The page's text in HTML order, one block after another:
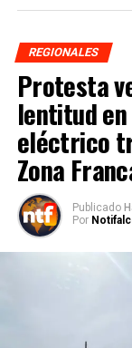
REGIONALES
Protesta
lentitud
eléctrico
Zona
Publicado
Por